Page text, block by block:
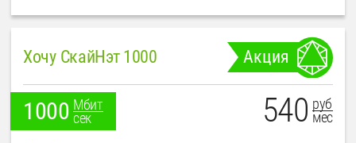
Хочу СкайНэт 1000 Акция
1000 Мбит
сек
540 руб
мес